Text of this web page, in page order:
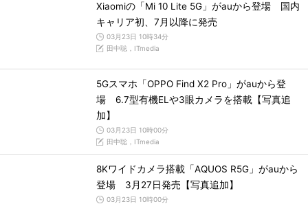
Xiaomiの「Mi 10 Lite 5G」がauから登場 国内
キャリア初、7月以降に発売
03月23日 10時34分
田中聡，ITmedia
5Gスマホ「OPPO Find X2 Pro」がauから登
場 6.7型有機ELや3眼カメラを搭載【写真追
加】
03月23日 10時00分
田中聡，ITmedia
8Kワイドカメラ搭載「AQUOS R5G」がauから
登場 3月27日発売【写真追加】
03月23日 10時00分